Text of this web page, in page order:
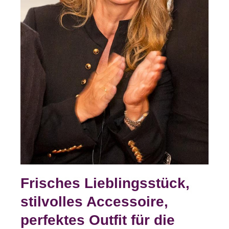
Frisches Lieblingsstück,
stilvolles Accessoire,
perfektes Outfit für die